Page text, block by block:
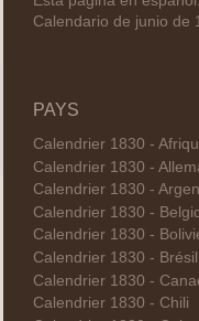
Calendario de junio de
PAYS
Calendrier 1830 -
Calendrier 1830 -
Calendrier 1830 -
Calendrier 1830 -
Calendrier 1830 -
Calendrier 1830 - Brésil
Calendrier 1830 -
Calendrier 1830 - Chili